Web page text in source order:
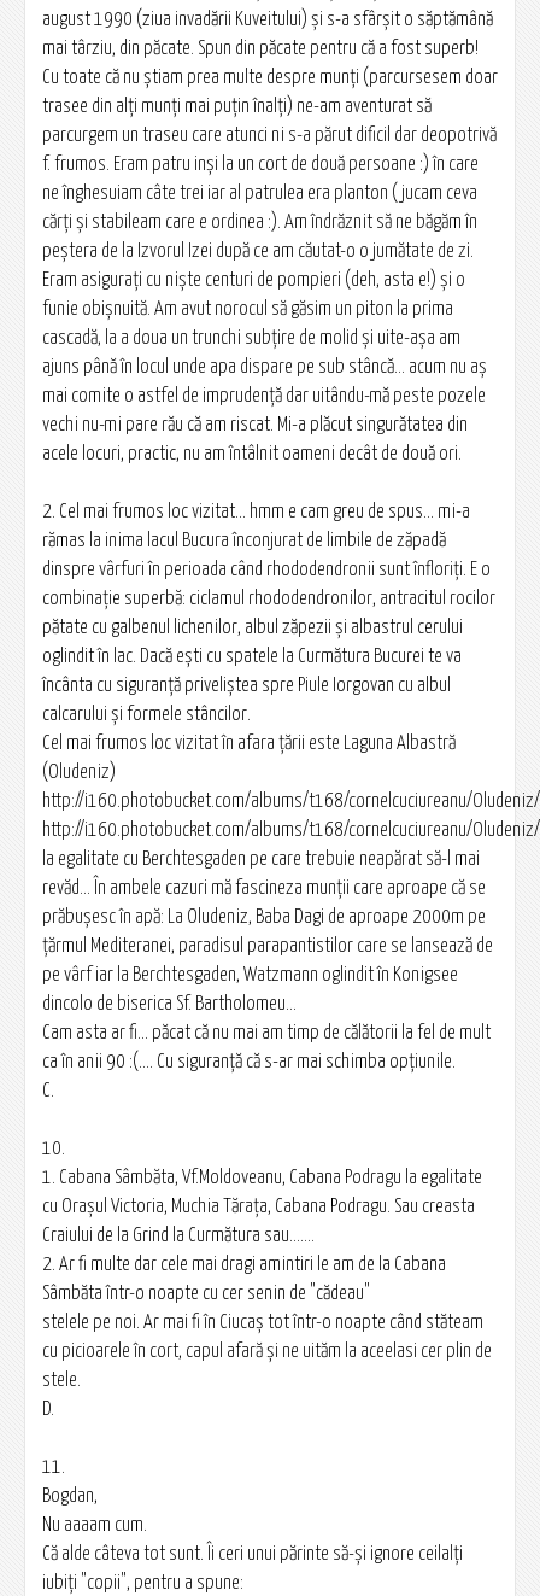
august 1990 (ziua invadării Kuveitului) şi s-a sfârşit o săptămână
mai târziu, din păcate. Spun din păcate pentru că a fost superb!
Cu toate că nu ştiam prea multe despre munţi (parcursesem doar
trasee din alţi munţi mai puţin înalţi) ne-am aventurat să
parcurgem un traseu care atunci ni s-a părut dificil dar deopotrivă
f. frumos. Eram patru inşi la un cort de două persoane :) în care
ne înghesuiam câte trei iar al patrulea era planton (jucam ceva
cărţi şi stabileam care e ordinea :). Am îndrăznit să ne băgăm în
peştera de la Izvorul Izei după ce am căutat-o o jumătate de zi.
Eram asiguraţi cu nişte centuri de pompieri (deh, asta e!) şi o
funie obişnuită. Am avut norocul să găsim un piton la prima
cascadă, la a doua un trunchi subţire de molid şi uite-aşa am
ajuns până în locul unde apa dispare pe sub stâncă... acum nu aş
mai comite o astfel de imprudență dar uitându-mă peste pozele
vechi nu-mi pare rău că am riscat. Mi-a plăcut singurătatea din
acele locuri, practic, nu am întâlnit oameni decât de două ori.
2. Cel mai frumos loc vizitat... hmm e cam greu de spus... mi-a
rămas la inima lacul Bucura înconjurat de limbile de zăpadă
dinspre vârfuri în perioada când rhododendronii sunt înfloriţi. E o
combinaţie superbă: ciclamul rhododendronilor, antracitul rocilor
pătate cu galbenul lichenilor, albul zăpezii şi albastrul cerului
oglindit în lac. Dacă eşti cu spatele la Curmătura Bucurei te va
încânta cu siguranţă priveliştea spre Piule Iorgovan cu albul
calcarului şi formele stâncilor.
Cel mai frumos loc vizitat în afara ţării este Laguna Albastră
(Oludeniz)
http://i160.photobucket.com/albums/t168/cornelcuciureanu/
http://i160.photobucket.com/albums/t168/cornelcuciureanu/
la egalitate cu Berchtesgaden pe care trebuie neapărat să-l mai
revăd... În ambele cazuri mă fascineza munţii care aproape că se
prăbuşesc în apă: La Oludeniz, Baba Dagi de aproape 2000m pe
ţărmul Mediteranei, paradisul parapantistilor care se lansează de
pe vârf iar la Berchtesgaden, Watzmann oglindit în Konigsee
dincolo de biserica Sf. Bartholomeu...
Cam asta ar fi... păcat că nu mai am timp de călătorii la fel de mult
ca în anii 90 :(.... Cu siguranţă că s-ar mai schimba opţiunile.
C.
10.
1. Cabana Sâmbăta, Vf.Moldoveanu, Cabana Podragu la egalitate
cu Oraşul Victoria, Muchia Tărața, Cabana Podragu. Sau creasta
Craiului de la Grind la Curmătura sau.......
2. Ar fi multe dar cele mai dragi amintiri le am de la Cabana
Sâmbăta într-o noapte cu cer senin de "cădeau"
stelele pe noi. Ar mai fi în Ciucaș tot într-o noapte când stăteam
cu picioarele în cort, capul afară şi ne uităm la aceelasi cer plin de
stele.
D.
11.
Bogdan,
Nu aaaam cum.
Că alde câteva tot sunt. Îi ceri unui părinte să-şi ignore ceilalţi
iubiţi "copii", pentru a spune: